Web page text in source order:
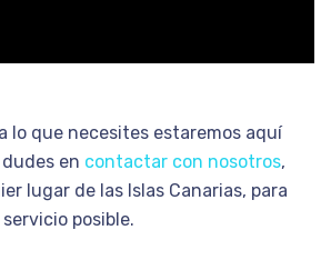
lo que necesites estaremos aquí
en contactar con nosotros,
lugar de las Islas Canarias, para
posible.